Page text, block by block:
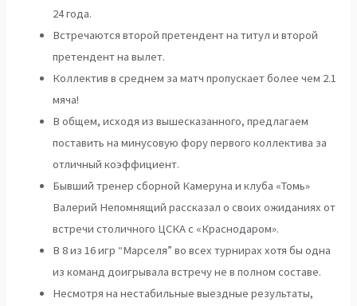
24 года.
Встречаются второй претендент на титул и второй
претендент на вылет.
Коллектив в среднем за матч пропускает более чем 2.1
мяча!
В общем, исходя из вышесказанного, предлагаем
поставить на минусовую фору первого коллектива за
отличный коэффициент.
Бывший тренер сборной Камеруна и клуба «Томь»
Валерий Непомнящий рассказал о своих ожиданиях от
встречи столичного ЦСКА с «Краснодаром».
В 8 из 16 игр “Марселя” во всех турнирах хотя бы одна
из команд доигрывала встречу не в полном составе.
Несмотря на нестабильные выездные результаты,